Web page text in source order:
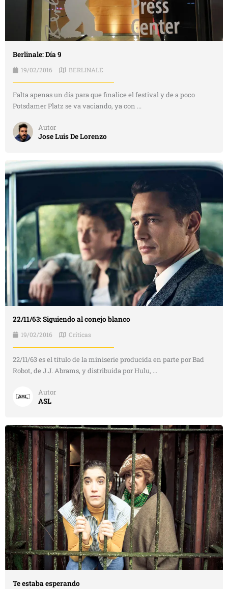
Berlinale: Día 9
19/02/2016 BERLINALE
Falta apenas un día para que finalice el festival y de a poco
Potsdamer Platz se va vaciando, ya con ...
Autor
Jose Luis De Lorenzo
22/11/63: Siguiendo al conejo blanco
19/02/2016 Críticas
22/11/63 es el título de la miniserie producida en parte por Bad
Robot, de J.J. Abrams, y distribuida por Hulu, ...
Autor
ASL
Te estaba esperando